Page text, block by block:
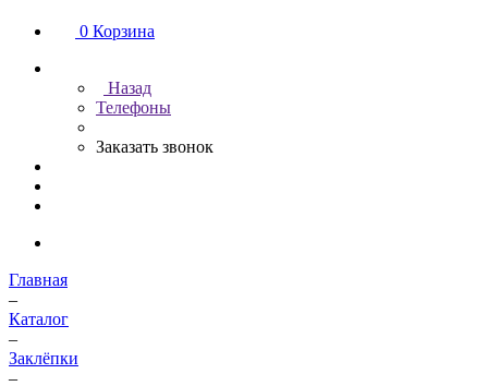
0 Корзина
Назад
Телефоны
Заказать звонок
Главная
–
Каталог
–
Заклёпки
–